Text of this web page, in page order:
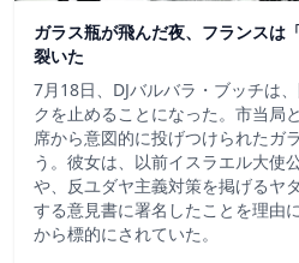
ガラス瓶が飛んだ夜、フランスは
裂いた
7月18日、DJバルバラ・ブッチは
クを止めることになった。市当局
席から意図的に投げつけられたガ
う。彼女は、以前イスラエル大使
や、反ユダヤ主義対策を掲げるヤ
する意見書に署名したことを理由
から標的にされていた。